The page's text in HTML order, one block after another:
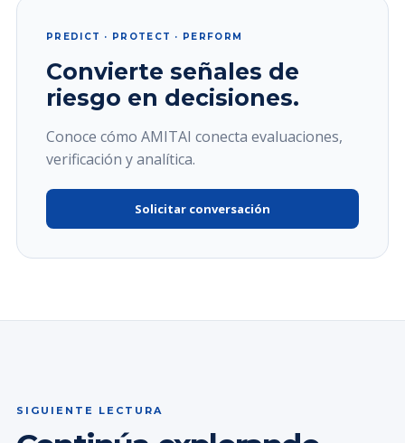
PREDICT · PROTECT · PERFORM
Convierte señales de
riesgo en decisiones.
Conoce cómo AMITAI conecta evaluaciones,
verificación y analítica.
Solicitar conversación
SIGUIENTE LECTURA